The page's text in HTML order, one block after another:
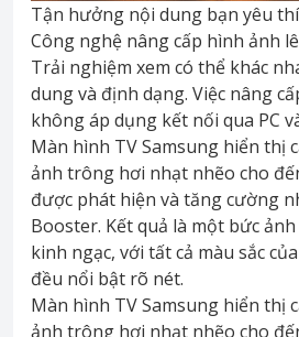
Tận hưởng nội dung bạn yêu
Công nghệ nâng cấp hình ảnh
Trải nghiệm xem có thể khác
dung và định dạng. Việc nâng
không áp dụng kết nối qua PC
Màn hình TV Samsung hiển thị
ảnh trông hơi nhạt nhẽo cho
được phát hiện và tăng cường
Booster. Kết quả là một bức
kinh ngạc, với tất cả màu sắc
đều nổi bật rõ nét.
Màn hình TV Samsung hiển thị
ảnh trông hơi nhạt nhẽo cho